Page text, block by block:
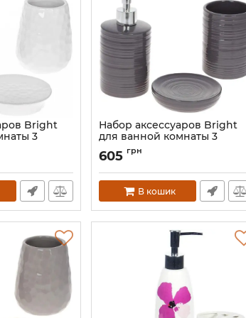
Bright
3
Камень"
Набор аксессуаров Bright
для ванной комнаты 3
предмета "Графит" керамика
Артикул:
605 грн
В кошик